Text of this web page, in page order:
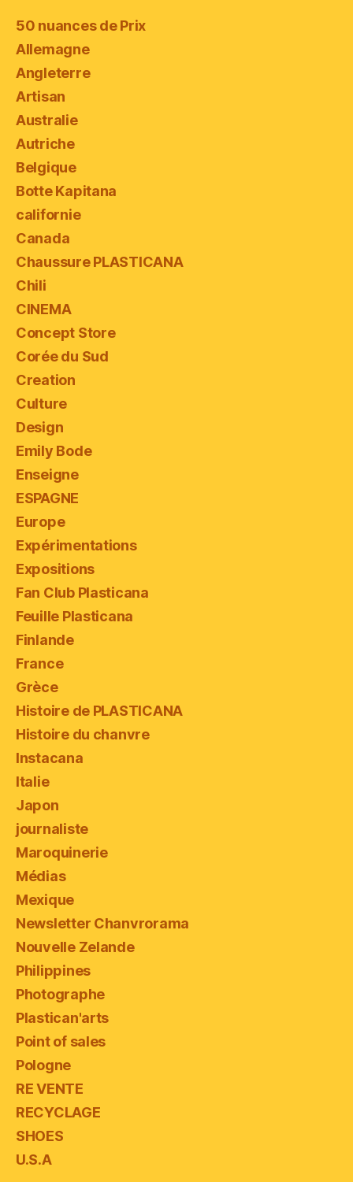
50 nuances de Prix
Allemagne
Angleterre
Artisan
Australie
Autriche
Belgique
Botte Kapitana
californie
Canada
Chaussure PLASTICANA
Chili
CINEMA
Concept Store
Corée du Sud
Creation
Culture
Design
Emily Bode
Enseigne
ESPAGNE
Europe
Expérimentations
Expositions
Fan Club Plasticana
Feuille Plasticana
Finlande
France
Grèce
Histoire de PLASTICANA
Histoire du chanvre
Instacana
Italie
Japon
journaliste
Maroquinerie
Médias
Mexique
Newsletter Chanvrorama
Nouvelle Zelande
Philippines
Photographe
Plastican'arts
Point of sales
Pologne
RE VENTE
RECYCLAGE
SHOES
U.S.A